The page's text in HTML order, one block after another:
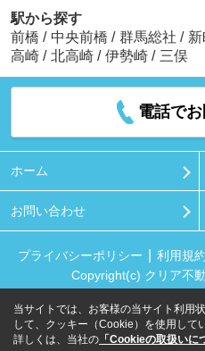
駅から探す
前橋 / 中央前橋 / 群馬総社 /
高崎 / 北高崎 / 伊勢崎 / 三俣
電話で
ホーム
お問い合わせ
プライバシーポリシー 利用規約
Copyright(c) クリア不
当サイトでは、お客様の当サイト利用
して、クッキー（Cookie）を使用して
詳しくは、当社の 「Cookieの取扱いに